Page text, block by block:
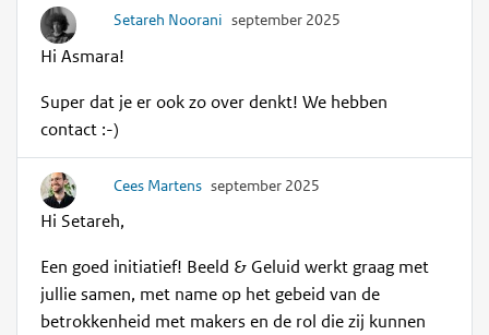
Setareh Noorani september 2025
Hi Asmara!
Super dat je er ook zo over denkt! We hebben
contact :-)
Cees Martens september 2025
Hi Setareh,
Een goed initiatief! Beeld & Geluid werkt graag met
jullie samen, met name op het gebeid van de
betrokkenheid met makers en de rol die zij kunnen